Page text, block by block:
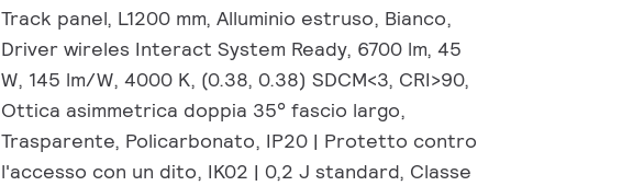
Track panel, L1200 mm, Alluminio estruso, Bianco,
Driver wireles Interact System Ready, 6700 lm, 45
W, 145 lm/W, 4000 K, (0.38, 0.38) SDCM<3, CRI>90,
Ottica asimmetrica doppia 35° fascio largo,
Trasparente, Policarbonato, IP20 | Protetto contro
l'accesso con un dito, IK02 | 0,2 J standard, Classe